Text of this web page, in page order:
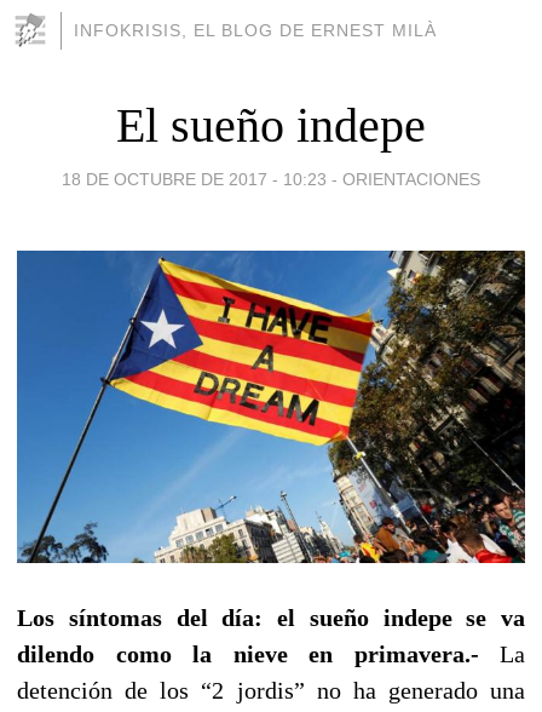
INFOKRISIS, EL BLOG DE ERNEST MILÀ
El sueño indepe
18 DE OCTUBRE DE 2017 - 10:23 - ORIENTACIONES
Los síntomas del día: el sueño indepe se va
dilendo como la nieve en primavera.- La
detención de los “2 jordis” no ha generado una